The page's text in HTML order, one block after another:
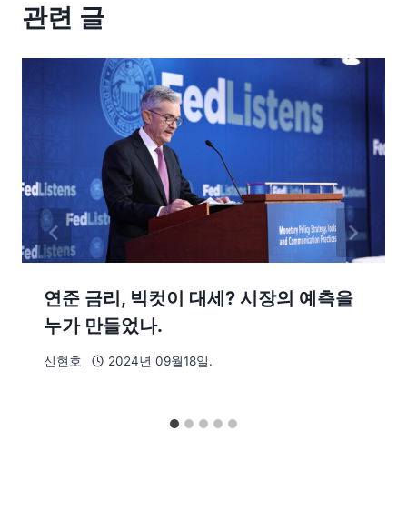
관련 글
연준 금리, 빅컷이 대세? 시장의 예측을
누가 만들었나.
신현호 2024년 09월18일.